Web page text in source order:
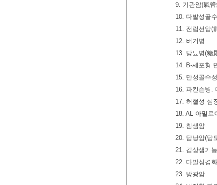
9. 기관암(氣
10. 다발성골
11. 전립선암(
12. 버거병
13. 당뇨병(糖
14. B-세포형
15. 만성골수
16. 파킨슨병.
17. 허혈성 심
18. AL 아밀로
19. 침샘암
20. 담낭암(담
21. 갑상샘기
22. 다발성경
23. 방광암